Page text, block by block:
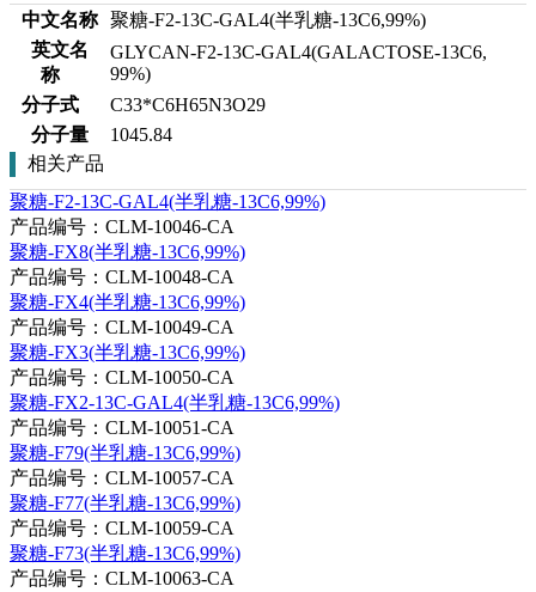
中文名称
聚糖-F2-13C-GAL4(半乳糖-13C6,99%)
英文名
称
GLYCAN-F2-13C-GAL4(GALACTOSE-13C6,
99%)
分子式
C33*C6H65N3O29
分子量
1045.84
相关产品
聚糖-F2-13C-GAL4(半乳糖-13C6,99%)
产品编号：CLM-10046-CA
聚糖-FX8(半乳糖-13C6,99%)
产品编号：CLM-10048-CA
聚糖-FX4(半乳糖-13C6,99%)
产品编号：CLM-10049-CA
聚糖-FX3(半乳糖-13C6,99%)
产品编号：CLM-10050-CA
聚糖-FX2-13C-GAL4(半乳糖-13C6,99%)
产品编号：CLM-10051-CA
聚糖-F79(半乳糖-13C6,99%)
产品编号：CLM-10057-CA
聚糖-F77(半乳糖-13C6,99%)
产品编号：CLM-10059-CA
聚糖-F73(半乳糖-13C6,99%)
产品编号：CLM-10063-CA